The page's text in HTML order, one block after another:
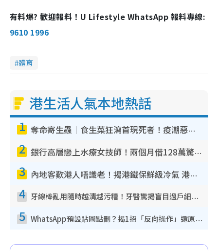
有料爆? 歡迎報料！U Lifestyle WhatsApp 報料專線:
9610 1996
體育
港生活人氣本地熱話
1 奪命寄生蟲｜食生菜狂瀉首現死者！疫潮惡化錄1.8萬宗病例 揭洗菜3大謬誤
2 銀行高層戀上水療女技師！兩個月借128萬驚覺「沉船」沉落火海 揭背後疑似邪教操控賣淫
3 內地客歎港人唔識老！揭港鐵保鮮級冷氣 港人求放過：咪投訴
4 牙線棒亂用隨時越清越污糟！牙醫驚揭盲目過戶細菌恐致蛀牙：呢種先係日常真保養
5 WhatsApp預設貼圖點刪？揭1招「反向操作」還原簡潔介面 附3步實測教學